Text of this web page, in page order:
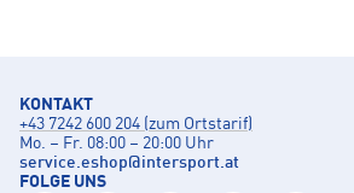
KONTAKT
+43 7242 600 204 (zum Ortstarif)
Mo. – Fr. 08:00 – 20:00 Uhr
service.eshop@intersport.at
FOLGE UNS